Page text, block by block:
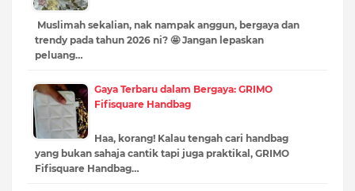
Muslimah sekalian, nak nampak anggun, bergaya dan
trendy pada tahun 2026 ni? 🤩 Jangan lepaskan
peluang…
Gaya Terbaru dalam Bergaya: GRIMO
Fifisquare Handbag
Haa, korang! Kalau tengah cari handbag
yang bukan sahaja cantik tapi juga praktikal, GRIMO
Fifisquare Handbag…